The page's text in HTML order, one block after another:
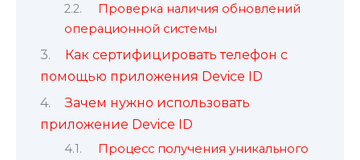
Проверка наличия обновлений
операционной системы
Как сертифицировать телефон с
помощью приложения Device ID
Зачем нужно использовать
приложение Device ID
Процесс получения уникального